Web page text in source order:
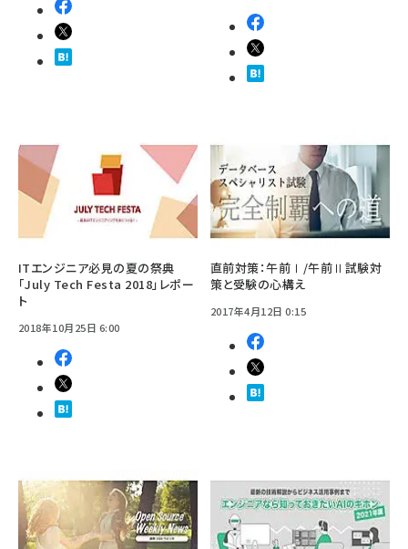
ITエンジニア必見の夏の祭典
「July Tech Festa 2018」レポー
ト
2018年10月25日 6:00
直前対策：午前Ⅰ/午前Ⅱ試験対
策と受験の心構え
2017年4月12日 0:15